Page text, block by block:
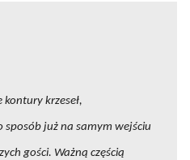
krzeseł,
już na samym wejściu
gości. Ważną częścią